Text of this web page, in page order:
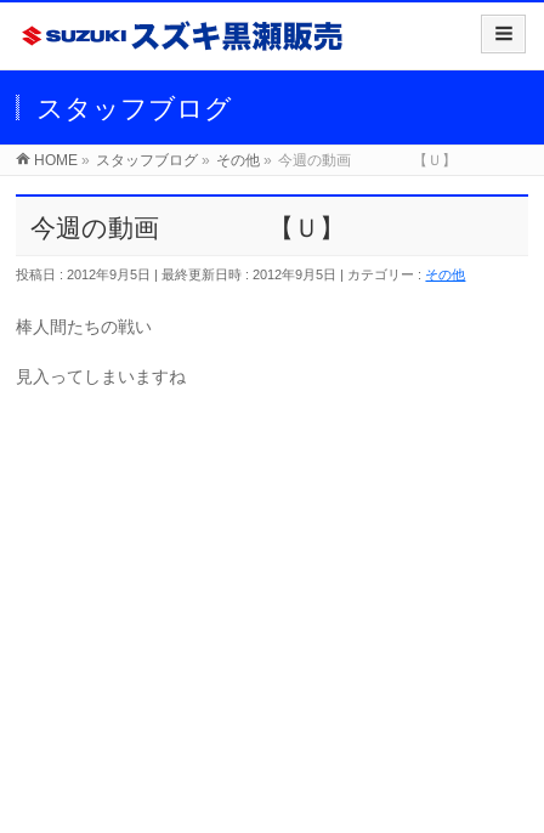
スタッフブログ
HOME » スタッフブログ » その他 » 今週の動画 【Ｕ】
今週の動画 【Ｕ】
投稿日 : 2012年9月5日 最終更新日時 : 2012年9月5日 カテゴリー : その他
棒人間たちの戦い
見入ってしまいますね